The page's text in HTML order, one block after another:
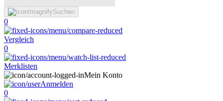
Suchen
0
Vergleich
0
Merklisten
Mein Konto
Anmelden
0